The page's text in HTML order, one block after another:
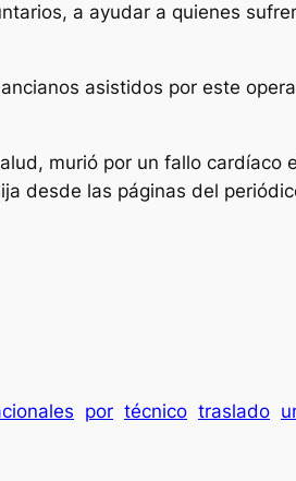
a ayudar a quienes
asistidos por este
murió por un fallo cardíaco
desde las páginas del periódico
por técnico traslado